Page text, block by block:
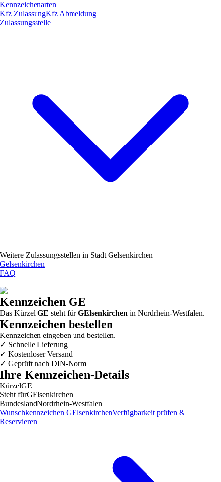
Kennzeichenarten
Kfz ZulassungKfz Abmeldung
Zulassungsstelle
Weitere Zulassungsstellen in Stadt Gelsenkirchen
Gelsenkirchen
FAQ
Kennzeichen GE
Das Kürzel GE steht fürGElsenkirchen in Nordrhein-Westfalen.
Kennzeichen bestellen
Kennzeichen eingeben und bestellen.
✓ Schnelle Lieferung
✓ Kostenloser Versand
✓ Geprüft nach DIN-Norm
Ihre Kennzeichen-Details
KürzelGE
Steht fürGElsenkirchen
BundeslandNordrhein-Westfalen
Wunschkennzeichen GElsenkirchenVerfügbarkeit prüfen &
Reservieren